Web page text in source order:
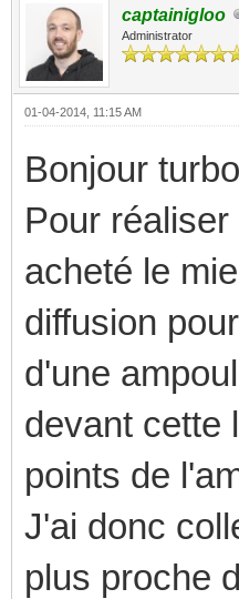
captainigloo
Administrator
01-04-2014, 11:15 AM
Bonjour
Pour
acheté le
diffusion
d'une
devant cette
points de
J'ai donc
plus proche